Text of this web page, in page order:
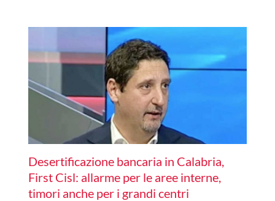
Desertificazione bancaria in Calabria,
First Cisl: allarme per le aree interne,
timori anche per i grandi centri